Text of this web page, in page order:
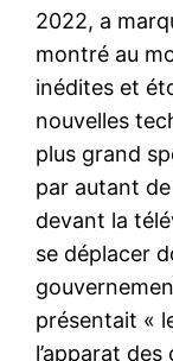
2022, a
montré au
inédites et
nouvelles
plus grand
par autant
devant la
se déplacer
présentait «
l’apparat